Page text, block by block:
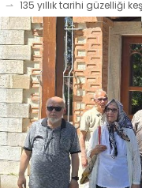
135 yıllık tarihi güzelliği